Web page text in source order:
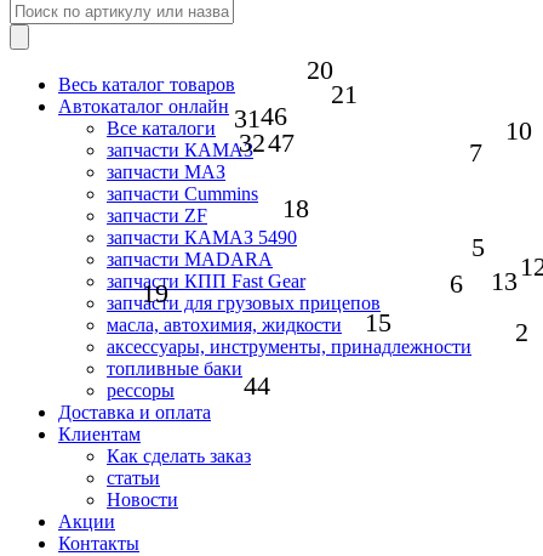
Весь каталог товаров
Автокаталог онлайн
Все каталоги
запчасти КАМАЗ
запчасти МАЗ
запчасти Cummins
запчасти ZF
запчасти КАМАЗ 5490
запчасти MADARA
запчасти КПП Fast Gear
запчасти для грузовых прицепов
масла, автохимия, жидкости
аксессуары, инструменты, принадлежности
топливные баки
рессоры
Доставка и оплата
Клиентам
Как сделать заказ
статьи
Новости
Акции
Контакты
31
32
44
46
47
13
2
5
6
7
10
15
18
19
20
21